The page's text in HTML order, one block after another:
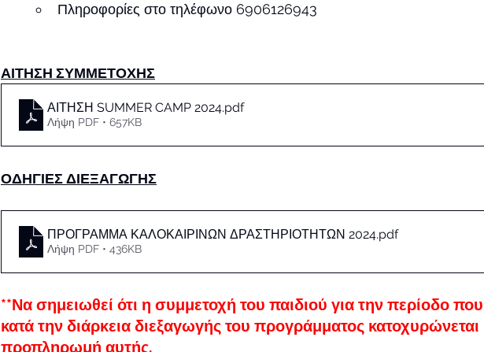
Πληροφορίες στο τηλέφωνο 6906126943
ΑΙΤΗΣΗ ΣΥΜΜΕΤΟΧΗΣ
ΑΙΤΗΣΗ SUMMER CAMP 2024.pdf
Λήψη PDF • 657KB
ΟΔΗΓΙΕΣ ΔΙΕΞΑΓΩΓΗΣ
ΠΡΟΓΡΑΜΜΑ ΚΑΛΟΚΑΙΡΙΝΩΝ ΔΡΑΣΤΗΡΙΟΤΗΤΩΝ 2024.pdf
Λήψη PDF • 436KB
**Να σημειωθεί ότι η συμμετοχή του παιδιού για την περίοδο
κατά την διάρκεια διεξαγωγής του προγράμματος
προπληρωμή αυτής.